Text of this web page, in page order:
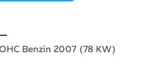
Benzin 2007 (78 KW)